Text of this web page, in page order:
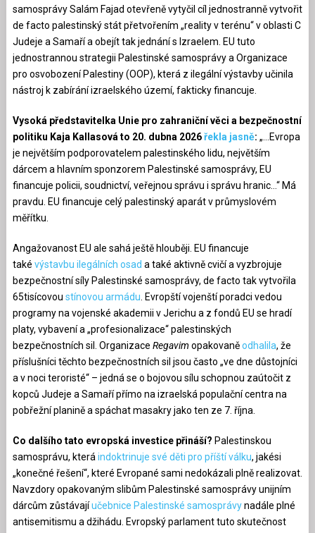
samosprávy Salám Fajad otevřeně vytyčil cíl jednostranně vytvořit
de facto palestinský stát přetvořením „reality v terénu“ v oblasti C
Judeje a Samaří a obejít tak jednání s Izraelem. EU tuto
jednostrannou strategii Palestinské samosprávy a Organizace
pro osvobození Palestiny (OOP), která z ilegální výstavby učinila
nástroj k zabírání izraelského území, fakticky financuje.
Vysoká představitelka Unie pro zahraniční věci a bezpečnostní
politiku Kaja Kallasová to 20. dubna 2026řekla jasně: „…Evropa
je největším podporovatelem palestinského lidu, největším
dárcem a hlavním sponzorem Palestinské samosprávy, EU
financuje policii, soudnictví, veřejnou správu i správu hranic…“ Má
pravdu. EU financuje celý palestinský aparát v průmyslovém
měřítku.
Angažovanost EU ale sahá ještě hlouběji. EU financuje
také výstavbu ilegálních osad a také aktivně cvičí a vyzbrojuje
bezpečnostní síly Palestinské samosprávy, de facto tak vytvořila
65tisícovou stínovou armádu . Evropští vojenští poradci vedou
programy na vojenské akademii v Jerichu a z fondů EU se hradí
platy, vybavení a „profesionalizace“ palestinských
bezpečnostních sil. Organizace Regavim opakovaněodhalila, že
příslušníci těchto bezpečnostních sil jsou často „ve dne důstojníci
a v noci teroristé“ – jedná se o bojovou sílu schopnou zaútočit z
kopců Judeje a Samaří přímo na izraelská populační centra na
pobřežní planině a spáchat masakry jako ten ze 7. října.
Co dalšího tato evropská investice přináší? Palestinskou
samosprávu, která indoktrinuje své děti pro příští válku, jakési
„konečné řešení“, které Evropané sami nedokázali plně realizovat.
Navzdory opakovaným slibům Palestinské samosprávy unijním
dárcům zůstávajíučebnice Palestinské samosprávynadále plné
antisemitismu a džihádu. Evropský parlament tuto skutečnost